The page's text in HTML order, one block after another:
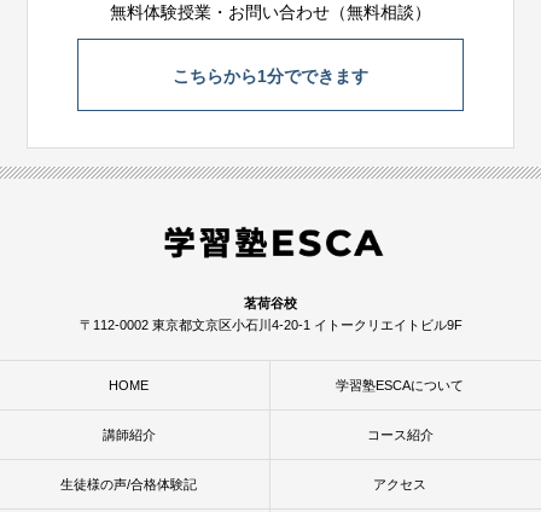
無料体験授業・お問い合わせ（無料相談）
こちらから1分でできます
茗荷谷校
〒112-0002 東京都文京区小石川4-20-1 イトークリエイトビル9F
HOME 学習塾ESCAについて
講師紹介 コース紹介
生徒様の声/合格体験記 アクセス